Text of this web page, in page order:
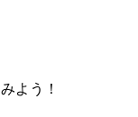
よう！